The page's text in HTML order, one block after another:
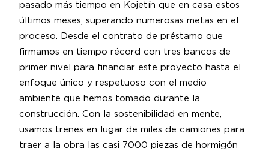
pasado más tiempo en Kojetín que en casa estos
últimos meses, superando numerosas metas en el
proceso. Desde el contrato de préstamo que
firmamos en tiempo récord con tres bancos de
primer nivel para financiar este proyecto hasta el
enfoque único y respetuoso con el medio
ambiente que hemos tomado durante la
construcción. Con la sostenibilidad en mente,
usamos trenes en lugar de miles de camiones para
traer a la obra las casi 7000 piezas de hormigón